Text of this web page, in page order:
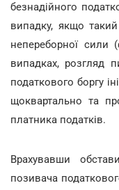
безнадійного
випадку, якщо
непереборної сили
випадках, розгляд
податкового боргу
щоквартально та
платника податків.
Врахувавши
позивача